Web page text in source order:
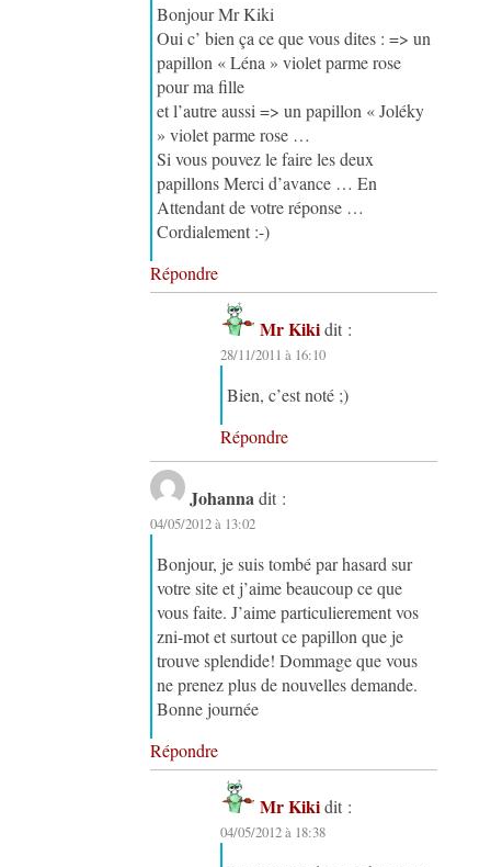
Bonjour Mr Kiki
Oui c’ bien ça ce que vous dites : => un
papillon « Léna » violet parme rose
pour ma fille
et l’autre aussi => un papillon « Joléky
» violet parme rose …
Si vous pouvez le faire les deux
papillons Merci d’avance … En
Attendant de votre réponse …
Cordialement :-)
Répondre
Mr Kiki dit :
28/11/2011 à 16:10
Bien, c’est noté ;)
Répondre
Johanna dit :
04/05/2012 à 13:02
Bonjour, je suis tombé par hasard sur
votre site et j’aime beaucoup ce que
vous faite. J’aime particulierement vos
zni-mot et surtout ce papillon que je
trouve splendide! Dommage que vous
ne prenez plus de nouvelles demande.
Bonne journée
Répondre
Mr Kiki dit :
04/05/2012 à 18:38